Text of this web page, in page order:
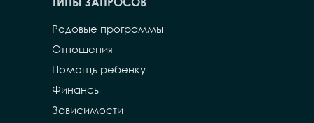
Родовые программы
Отношения
Помощь ребенку
Финансы
Зависимости